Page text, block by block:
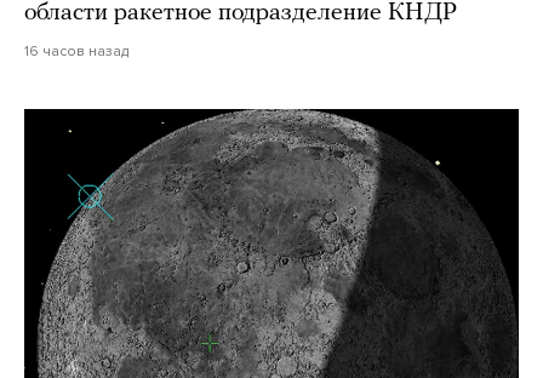
области ракетное подразделение КНДР
16 часов назад